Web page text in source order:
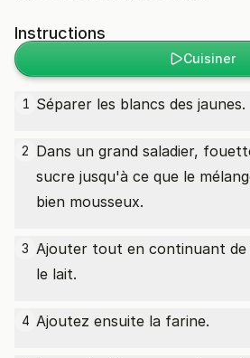
Instructions
Cuisiner
1 Séparer les blancs des jaunes.
2 Dans un grand saladier,
sucre jusqu'à ce que le
bien mousseux.
3 Ajouter tout en continuant
le lait.
4 Ajoutez ensuite la farine.